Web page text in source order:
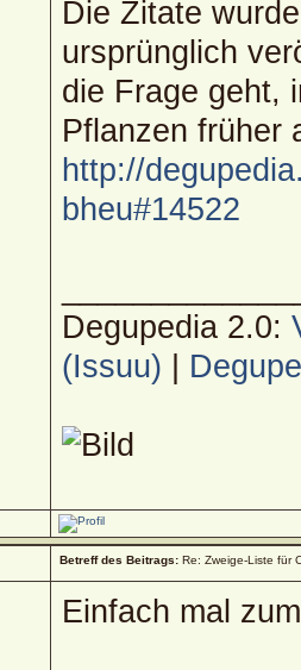
Die Zitate
ursprünglich
die Frage geht,
Pflanzen früher
http://
bheu#14522
Degupedia 2.0:
(Issuu)
Betreff des Beitrags: Re: Zweige-Liste für
Einfach mal